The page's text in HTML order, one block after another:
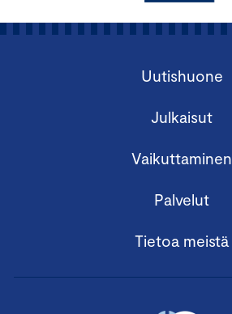
Uutishuone
Julkaisut
Vaikuttaminen
Palvelut
Tietoa meistä